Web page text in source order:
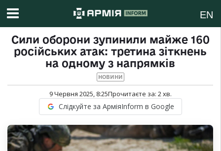
EN
Сили оборони зупинили майже 160
російських атак: третина зіткнень
на одному з напрямків
НОВИНИ
9 Червня 2025, 8:25Прочитаєте за: 2хв.
Слідкуйте за АрміяInform в Google